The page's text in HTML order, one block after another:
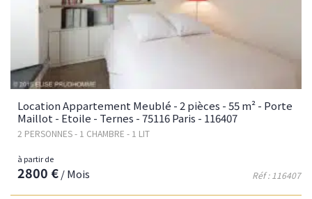
Location Appartement Meublé - 2 pièces - 55 m² - Porte
Maillot - Etoile - Ternes - 75116 Paris - 116407
2 PERSONNES - 1 CHAMBRE - 1 LIT
Réf : 116407
à partir de
2800 €/ Mois